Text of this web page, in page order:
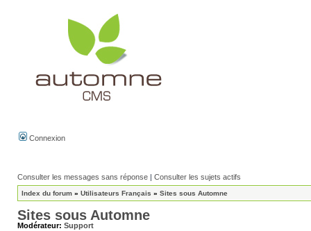
Connexion
Consulter les messages sans réponse | Consulter les sujets actifs
Index du forum » Utilisateurs Français » Sites sous Automne
Sites sous Automne
Modérateur: Support